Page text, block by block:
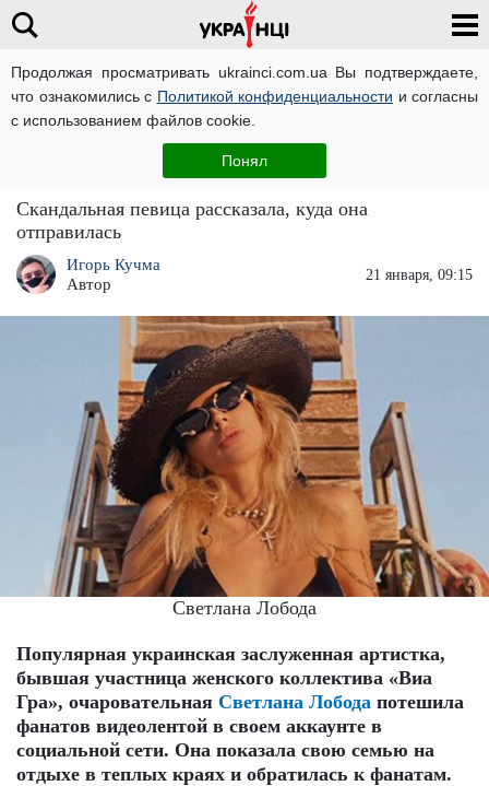
Продолжая просматривать ukrainci.com.ua Вы подтверждаете,
что ознакомились с Политикой конфиденциальности и согласны
с использованием файлов cookie.
Понял
"Расфуфыренная" Светлана Лобода в
очередной раз оставила свою семью
Скандальная певица рассказала, куда она
отправилась
Игорь Кучма
Автор
21 января, 09:15
Светлана Лобода
Популярная украинская заслуженная артистка,
бывшая участница женского коллектива «Виа
Гра», очаровательная Светлана Лобода потешила
фанатов видеолентой в своем аккаунте в
социальной сети. Она показала свою семью на
отдыхе в теплых краях и обратилась к фанатам.